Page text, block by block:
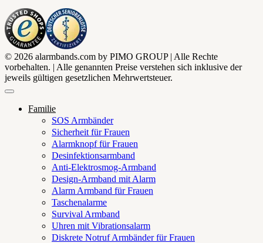
© 2026 alarmbands.com by PIMO GROUP | Alle Rechte
vorbehalten. | Alle genannten Preise verstehen sich inklusive der
jeweils gültigen gesetzlichen Mehrwertsteuer.
Familie
SOS Armbänder
Sicherheit für Frauen
Alarmknopf für Frauen
Desinfektionsarmband
Anti-Elektrosmog-Armband
Design-Armband mit Alarm
Alarm Armband für Frauen
Taschenalarme
Survival Armband
Uhren mit Vibrationsalarm
Diskrete Notruf Armbänder für Frauen